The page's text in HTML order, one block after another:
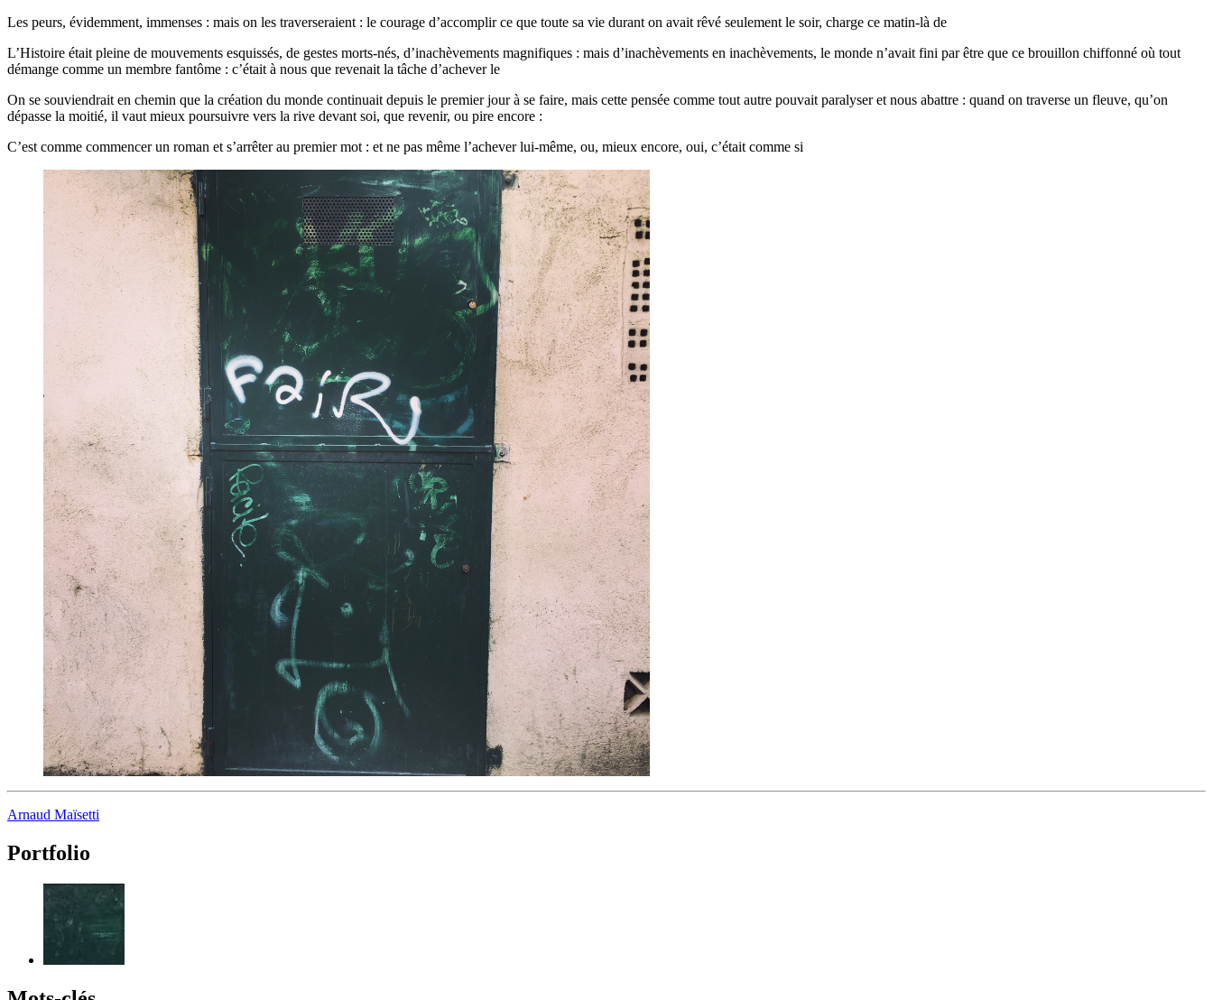
Les peurs, évidemment, immenses : mais on les traverseraient : le courage d’accomplir ce que toute sa vie durant on avait rêvé seulement le soir, charge ce matin-là de
L’Histoire était pleine de mouvements esquissés, de gestes morts-nés, d’inachèvements magnifiques : mais d’inachèvements en inachèvements, le monde n’avait fini par être que ce brouillon chiffonné où tout
démange comme un membre fantôme : c’était à nous que revenait la tâche d’achever le
On se souviendrait en chemin que la création du monde continuait depuis le premier jour à se faire, mais cette pensée comme tout autre pouvait paralyser et nous abattre : quand on traverse un fleuve, qu’on
dépasse la moitié, il vaut mieux poursuivre vers la rive devant soi, que revenir, ou pire encore :
C’est comme commencer un roman et s’arrêter au premier mot : et ne pas même l’achever lui-même, ou, mieux encore, oui, c’était comme si
Arnaud Maïsetti
Portfolio